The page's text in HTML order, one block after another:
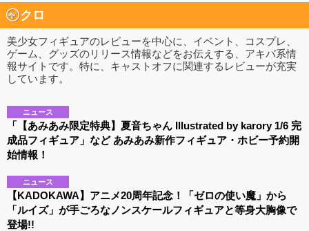
クロ
美少女フィギュアのレビューを中心に、イベント、コスプレ、
ゲーム、グッズのリリース情報などをお伝えする、アキバ系情
報サイトです。特に、キャストオフに関連するレビューが充実
しています。
ニュース
「【あみあみ限定特典】夏音ちゃん Illustrated by karory 1/6 完
成品フィギュア」など あみあみ新作フィギュア・ホビー予約開
始情報！
ニュース
【KADOKAWA】アニメ20周年記念！「ゼロの使い魔」から
「ルイズ」が手ごろなノンスケールフィギュアと等身大胸像で
登場!!